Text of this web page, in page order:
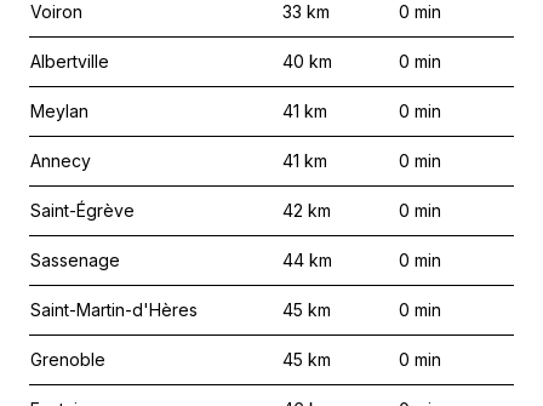
Voiron 33 km 0 min
Albertville 40 km 0 min
Meylan 41 km 0 min
Annecy 41 km 0 min
Saint-Égrève 42 km 0 min
Sassenage 44 km 0 min
Saint-Martin-d'Hères 45 km 0 min
Grenoble 45 km 0 min